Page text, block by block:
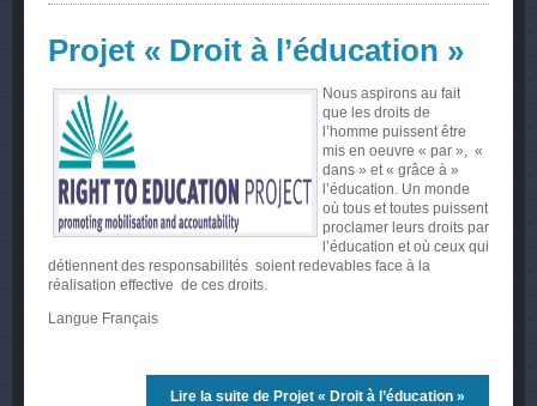
Projet « Droit à l’éducation »
Nous aspirons au fait
que les droits de
l’homme puissent être
mis en oeuvre « par », «
dans » et « grâce à »
l’éducation. Un monde
où tous et toutes puissent
proclamer leurs droits par
l’éducation et où ceux qui
détiennent des responsabilités soient redevables face à la
réalisation effective de ces droits.
Langue Français
Lire la suite de Projet « Droit à l’éducation »